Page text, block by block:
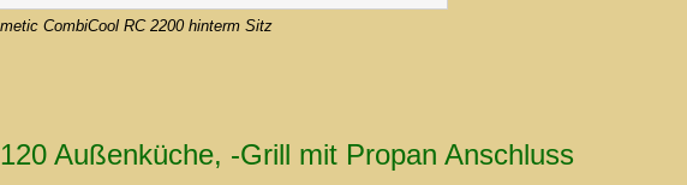
CombiCool RC 2200 hinterm Sitz
Außenküche, -Grill mit Propan Anschluss